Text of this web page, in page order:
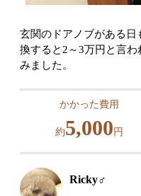
玄関のドアノブがある日
換すると2～3万円と言
みました。
かかった費用
約5,000 円
Ricky♂